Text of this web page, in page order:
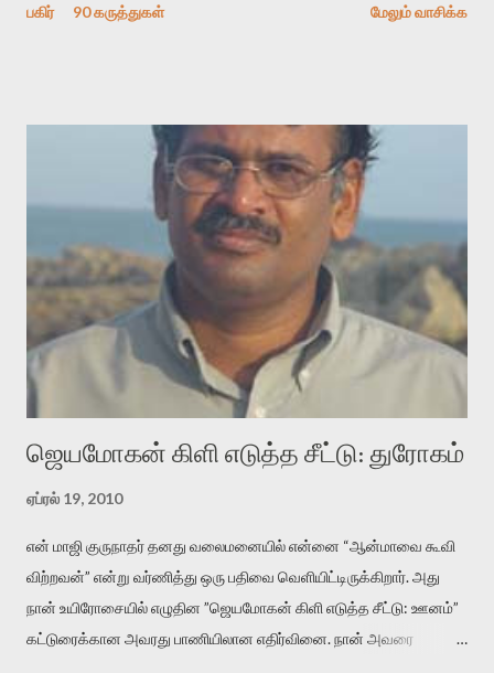
காலத்தில் ஜாலவித்தைக்காரர்கள் வந்து போன பின் அவர்களின்
அதிகமாக்கும். கொல்லாது. ஒரு கனவை மீட்டெடுப்பதன் நோக்கம்
என்னவாக இருக்கும்? கவிதையின் அரூப இயக்கத்தை பொதுவயமாக
வடிக்க முயல்வதும் அதற்கே. கோயில் கருவறையின்
மென்வெளிச்சத்தில் நுண்பேசியின் படக்கருவியை இயக்கி சாத்தி
வைத்து விட்டு இயக்கத்தை அறிவோம். அறிதல் அபச்சாரமில்லை.
பயணப் படிமம் என்பது காக்னிடிவ் பொயடிக்ஸ் எனும் சமகால
விமர்சனத்தின் ஒரு முக்கிய கருவி. இக்கருவியை மனுஷ்யபுத்திரனின்
“காலை வணக்கங்கள்” எனும் ஒரு கவிதையில் சொருகப் போகிறோம்.
முதலில் கருவியை பழகுவோம். அன்றாட மொழியில் ஒன்று ம...
பகிர் 90 கருத்துகள் மேலும் வாசிக்க
ஜெயமோகன் கிளி எடுத்த சீட்டு: துரோகம்
ஏப்ரல் 19, 2010
என் மாஜி குருநாதர் தனது வலைமனையில் என்னை “ஆன்மாவை கூவி
விற்றவன்” என்று வர்ணித்து ஒரு பதிவை வெளியிட்டிருக்கிறார். அது
நான் உயிரோசையில் எழுதின ”ஜெயமோகன் கிளி எடுத்த சீட்டு: ஊனம்”
கட்டுரைக்கான அவரது பாணியிலான எதிர்வினை. நான் அவரை